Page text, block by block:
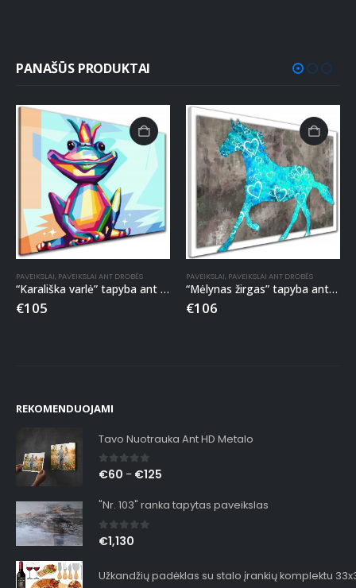
PANAŠŪS PRODUKTAI
PAVEIKSLAI, PAVEIKSLAI ANT DROBĖS
“Karališka varlė” tapyba ant drobės
€105
PAVEIKSLAI, PAVEIKSLAI ANT DROBĖS
“Mėlynas žirgas” tapyba ant drobės
€106
REKOMENDUOJAMI
Tavo Nuotrauka Ant HD Metalo
0out of 5
€60 – €125
"Nr. 103" ranka tapytas paveikslas
0out of 5
€1,130
Užkandžių padėklas su stalo įrankių komplektu